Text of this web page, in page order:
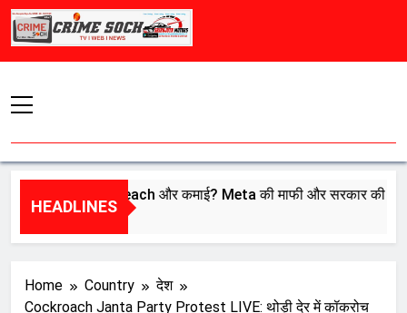
Skip
HEADLINES
इंफ्लुएंसर्स की Reach और कमाई? Meta की माफी और सरकार की बैठक…
Home Country
देश
Cockroach Janta Party Protest LIVE: थोड़ी देर में कॉकरोच